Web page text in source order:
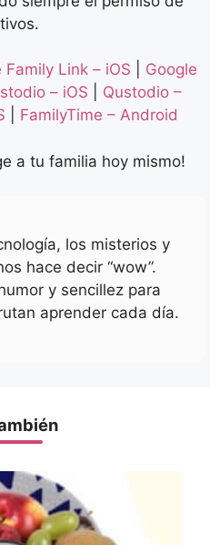
Family Link – iOS
Google
– iOS
Qustodio –
FamilyTime – Android
a tu familia hoy mismo!
los misterios y
hace decir “wow”.
y sencillez para
aprender cada día.